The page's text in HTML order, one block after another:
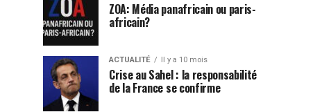
ZOA: Média panafricain ou paris-
africain?
ACTUALITÉ Il y a 10 mois
Crise au Sahel : la responsabilité
de la France se confirme